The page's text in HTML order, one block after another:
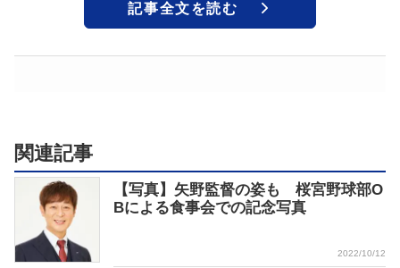
記事全文を読む
関連記事
【写真】矢野監督の姿も 桜宮野球部O
Bによる食事会での記念写真
2022/10/12